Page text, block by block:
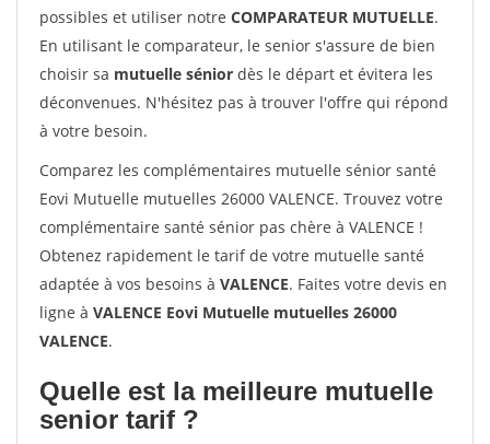
possibles et utiliser notre COMPARATEUR MUTUELLE.
En utilisant le comparateur, le senior s'assure de bien
choisir sa mutuelle sénior dès le départ et évitera les
déconvenues. N'hésitez pas à trouver l'offre qui répond
à votre besoin.
Comparez les complémentaires mutuelle sénior santé
Eovi Mutuelle mutuelles 26000 VALENCE. Trouvez votre
complémentaire santé sénior pas chère à VALENCE !
Obtenez rapidement le tarif de votre mutuelle santé
adaptée à vos besoins à VALENCE. Faites votre devis en
ligne à VALENCE Eovi Mutuelle mutuelles 26000
VALENCE.
Quelle est la meilleure mutuelle
senior tarif ?